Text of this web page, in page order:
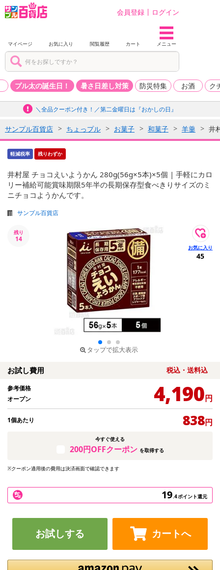
会員登録 ログイン
マイページ お気に入り 閲覧履歴 カート メニュー
プル太の誕生日！ 暑さ日差し対策 防災特集 お酒 ク
＼全品クーポン付き！／第二金曜日は『おかしの日』
サンプル百貨店 ちょっプル お菓子 和菓子 羊羹 井
軽減税率 残りわずか
井村屋 チョコえいようかん 280g(56g×5本)×5個 | 手軽にカロ
リー補給可能賞味期限5年半の長期保存型食べきりサイズのミ
ニチョコようかんです。
サンプル百貨店
残り
14
タップで拡大表示
45
お試し費用 税込・送料込
参考価格
オープン
4,190円
1個あたり 838円
今すぐ使える
200円OFFクーポン を取得する
※クーポン適用後の費用は決済画面で確認できます
19.4ポイント還元
お試しする カートへ